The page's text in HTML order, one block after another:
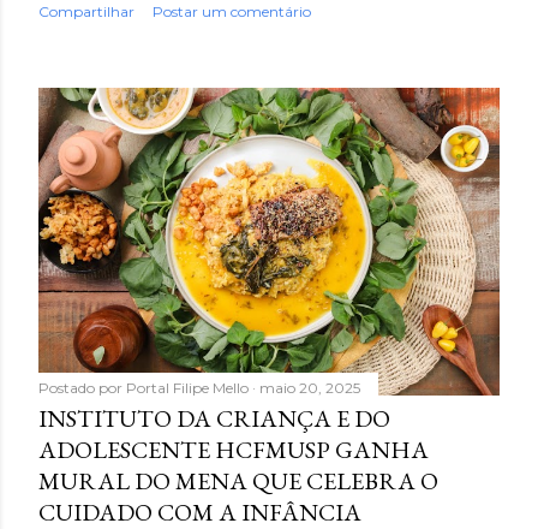
Compartilhar Postar um comentário
Postado por Portal Filipe Mello maio 20, 2025
INSTITUTO DA CRIANÇA E DO
ADOLESCENTE HCFMUSP GANHA
MURAL DO MENA QUE CELEBRA O
CUIDADO COM A INFÂNCIA